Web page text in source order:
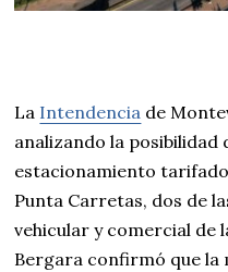
La Intendencia de
analizando la posibilidad
estacionamiento
Punta Carretas, dos de
vehicular y comercial de
Bergara confirmó que la